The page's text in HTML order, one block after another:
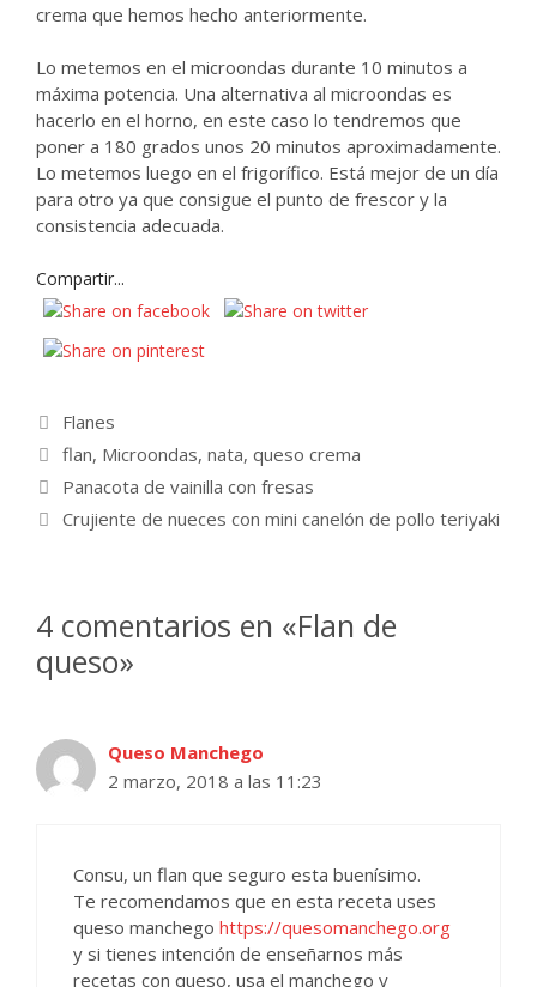
crema que hemos hecho anteriormente.
Lo metemos en el microondas durante 10 minutos a
máxima potencia. Una alternativa al microondas es
hacerlo en el horno, en este caso lo tendremos que
poner a 180 grados unos 20 minutos aproximadamente.
Lo metemos luego en el frigorífico. Está mejor de un día
para otro ya que consigue el punto de frescor y la
consistencia adecuada.
Compartir...
Categorías
Flanes
Etiquetas
flan, Microondas, nata, queso crema
Panacota de vainilla con fresas
Crujiente de nueces con mini canelón de pollo teriyaki
4 comentarios en «Flan de
queso»
Queso Manchego
2 marzo, 2018 a las 11:23
Consu, un flan que seguro esta buenísimo.
Te recomendamos que en esta receta uses
queso manchego https://quesomanchego.org
y si tienes intención de enseñarnos más
recetas con queso, usa el manchego y